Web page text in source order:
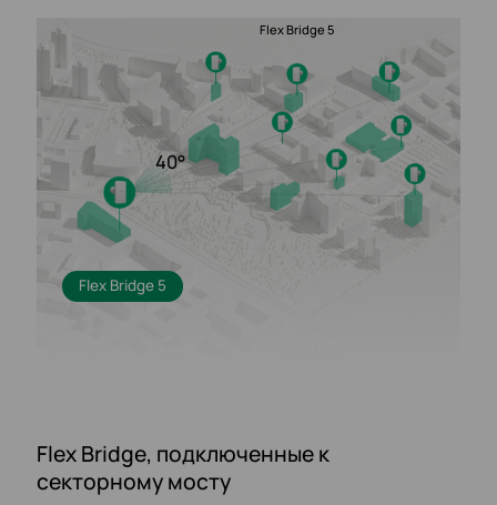
Flex Bridge 5
40°
Flex Bridge 5
Flex Bridge, подключенные к
секторному мосту